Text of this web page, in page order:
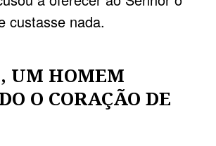
custasse nada.
UM HOMEM
O CORAÇÃO DE